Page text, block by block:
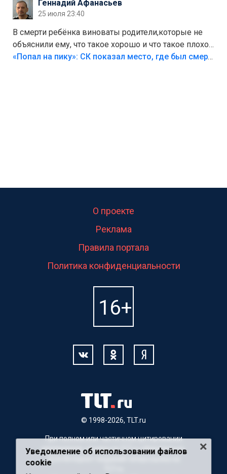
Геннадий Афанасьев
25 июля 23:40
В смерти ребёнка виноваты родители,которые не
объяснили ему, что такое хорошо и что такое плохо!
Лезть через такой забор,верх безумия,есть же
«Попал на пику»: СК показал место, где был смертельно травмирован ребенок в Тольятти
© 1998-2026, TLT.ru
О проекте
Реклама
Правила портала
Политика конфиденциальности
При полном или частичном цитировании
материалов, ссылка на TLT.ru обязательна.
Для Интернет-изданий гиперссылка на
Уведомление об использовании файлов
cookie